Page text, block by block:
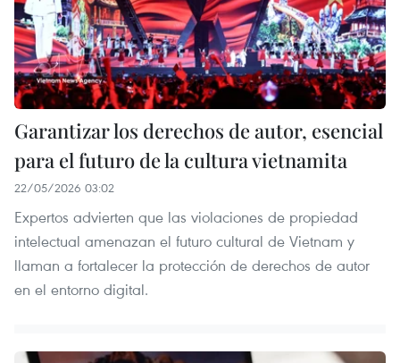
Garantizar los derechos de autor, esencial
para el futuro de la cultura vietnamita
22/05/2026 03:02
Expertos advierten que las violaciones de propiedad
intelectual amenazan el futuro cultural de Vietnam y
llaman a fortalecer la protección de derechos de autor
en el entorno digital.